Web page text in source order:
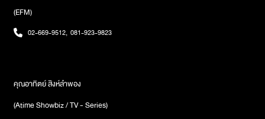
(EFM)
02-669-9512, 081-923-9823
คุณอาทิตย์ สิงห์ลำพอง
(Atime Showbiz / TV - Series)